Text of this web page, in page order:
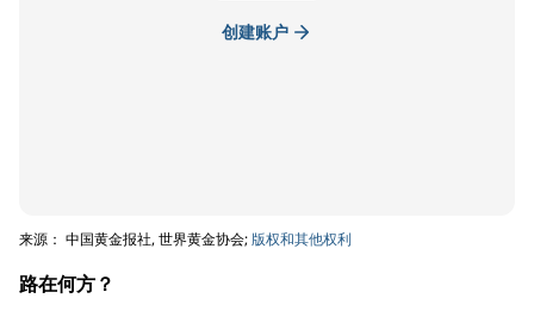
创建账户
来源： 中国黄金报社, 世界黄金协会;版权和其他权利
路在何方？